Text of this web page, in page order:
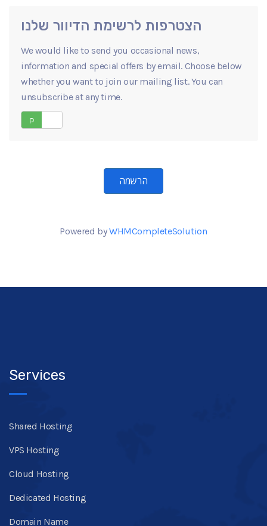
הצטרפות לרשימת הדיוור שלנו
We would like to send you occasional news,
information and special offers by email. Choose below
whether you want to join our mailing list. You can
unsubscribe at any time.
כן
Powered byWHMCompleteSolution
Services
Shared Hosting
VPS Hosting
Cloud Hosting
Dedicated Hosting
Domain Name